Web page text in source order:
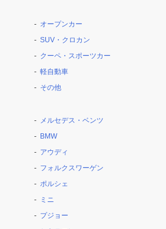
オープンカー
SUV・クロカン
クーペ・スポーツカー
軽自動車
その他
メルセデス・ベンツ
BMW
アウディ
フォルクスワーゲン
ポルシェ
ミニ
プジョー